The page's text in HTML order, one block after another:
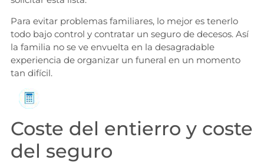
Para evitar problemas familiares, lo mejor es tenerlo
todo bajo control y contratar un seguro de decesos. Así
la familia no se ve envuelta en la desagradable
experiencia de organizar un funeral en un momento
tan difícil.
Coste del entierro y coste
del seguro